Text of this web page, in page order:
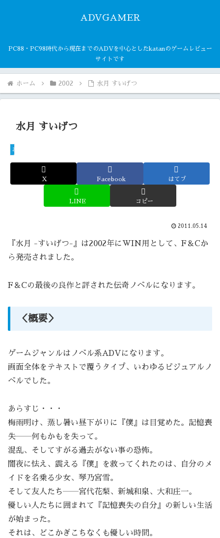
ADVGAMER
PC88・PC98時代から現在までのADVを中心としたkatanのゲームレビュー
サイトです
ホーム 2002 水月 すいげつ
水月 すいげつ
2002
X Facebook はてブ
LINE コピー
2011.05.14
『水月 -すいげつ-』は2002年にWIN用として、F＆Cか
ら発売されました。
F＆Cの最後の良作と評された伝奇ノベルになります。
＜概要＞
ゲームジャンルはノベル系ADVになります。
画面全体をテキストで覆うタイプ、いわゆるビジュアルノ
ベルでした。
あらすじ・・・
梅雨明け、蒸し暑い昼下がりに『僕』は目覚めた。記憶喪
失――何もかもを失って。
混乱、そしてすがる過去がない事の恐怖。
闇夜に怯え、震える『僕』を救ってくれたのは、自分のメ
イドを名乗る少女、琴乃宮雪。
そして友人たち――宮代花梨、新城和泉、大和庄一。
優しい人たちに囲まれて『記憶喪失の自分』の新しい生活
が始まった。
それは、どこかぎこちなくも優しい時間。